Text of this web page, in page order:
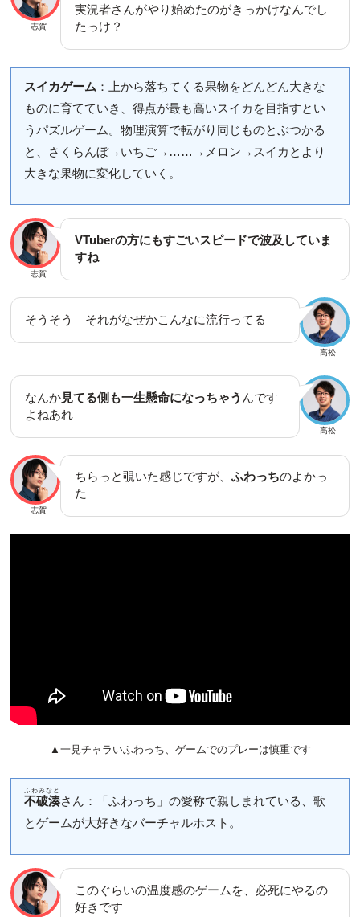
志賀
実況者さんがやり始めたのがきっかけなんでし
たっけ？
スイカゲーム ：上から落ちてくる果物をどんどん大きな
ものに育てていき、得点が最も高いスイカを目指すとい
うパズルゲーム。物理演算で転がり同じものとぶつかる
と、さくらんぼ→いちご→……→メロン→スイカとより
大きな果物に変化していく。
志賀
VTuberの方にもすごいスピードで波及していま
すね
高松
そうそう それがなぜかこんなに流行ってる
高松
なんか見てる側も一生懸命になっちゃう んです
よねあれ
志賀
ちらっと覗いた感じですが、ふわっちのよかっ
た
▲一見チャラいふわっち、ゲームでのプレーは慎重です
不破湊
ふわみなと
さん：「ふわっち」の愛称で親しまれている、歌
とゲームが大好きなバーチャルホスト。
このぐらいの温度感のゲームを、必死にやるの
好きです